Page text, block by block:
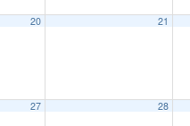
20 21
27 28